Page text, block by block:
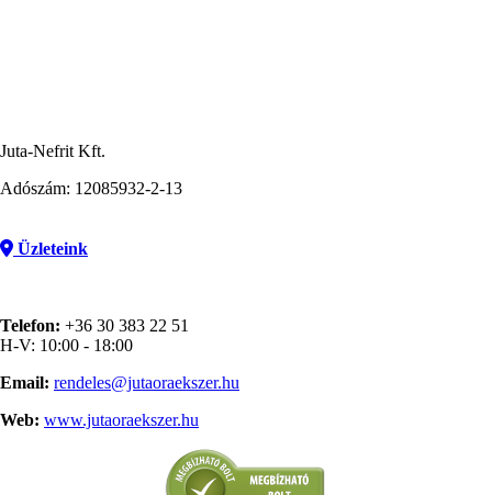
Juta-Nefrit Kft.
Adószám: 12085932-2-13
Üzleteink
Telefon: +36 30 383 22 51
H-V: 10:00 - 18:00
Email: rendeles@jutaoraekszer.hu
Web: www.jutaoraekszer.hu